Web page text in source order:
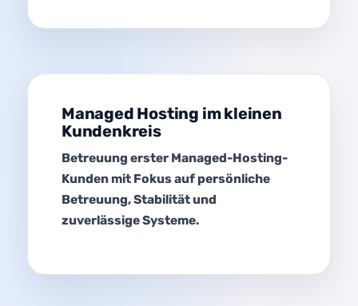
Managed Hosting im kleinen
Kundenkreis
Betreuung erster Managed-Hosting-
Kunden mit Fokus auf persönliche
Betreuung, Stabilität und
zuverlässige Systeme.